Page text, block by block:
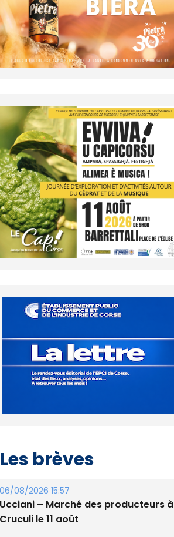
Les brèves
06/08/2026 15:57
Ucciani – Marché des producteurs à
Cruculi le 11 août